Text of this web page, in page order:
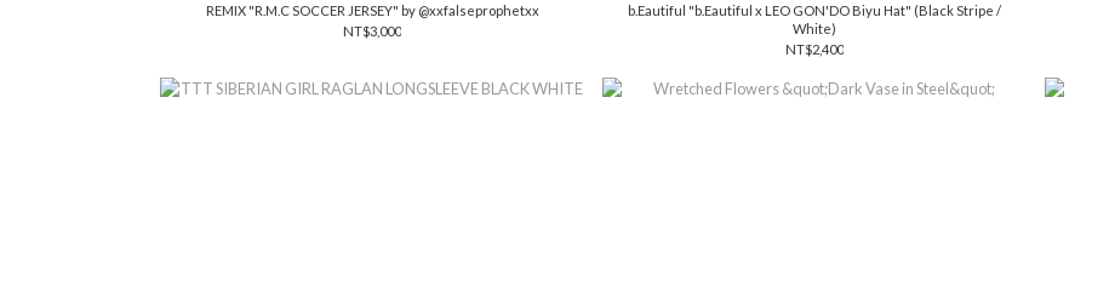
REMIX "R.M.C SOCCER JERSEY" by @xxfalseprophetxx
NT$3,000
b.Eautiful "b.Eautiful x LEO GON'DO Biyu Hat" (Black Stripe /
White)
NT$2,400